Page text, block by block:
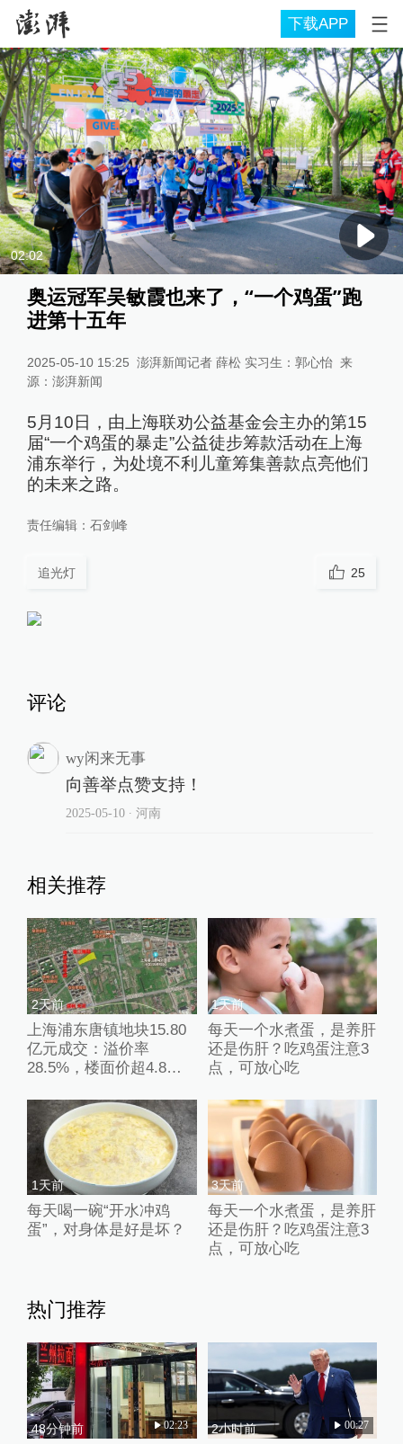
下载APP
02:02
奥运冠军吴敏霞也来了，“一个鸡蛋”跑
进第十五年
2025-05-10 15:25 澎湃新闻记者 薛松 实习生：郭心怡 来
源： 澎湃新闻
5月10日，由上海联劝公益基金会主办的第15
届“一个鸡蛋的暴走”公益徒步筹款活动在上海
浦东举行，为处境不利儿童筹集善款点亮他们
的未来之路。
责任编辑： 石剑峰
追光灯 25
评论
wy闲来无事
向善举点赞支持！
2025-05-10∙ 河南
相关推荐
2天前
上海浦东唐镇地块15.80
亿元成交：溢价率
28.5%，楼面价超4.8万
1天前
每天一个水煮蛋，是养肝
还是伤肝？吃鸡蛋注意3
点，可放心吃
1天前
每天喝一碗“开水冲鸡
蛋”，对身体是好是坏？
3天前
每天一个水煮蛋，是养肝
还是伤肝？吃鸡蛋注意3
点，可放心吃
热门推荐
48分钟前 02:23 2小时前 00:27